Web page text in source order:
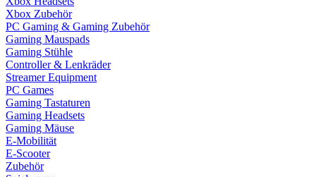
Xbox Zubehör
PC Gaming & Gaming Zubehör
Gaming Mauspads
Gaming Stühle
Controller & Lenkräder
Streamer Equipment
PC Games
Gaming Tastaturen
Gaming Headsets
Gaming Mäuse
E-Mobilität
E-Scooter
Zubehör